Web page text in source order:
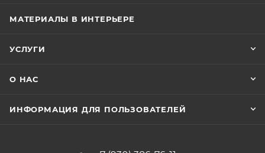
МАТЕРИАЛЫ В ИНТЕРЬЕРЕ
УСЛУГИ
О НАС
ИНФОРМАЦИЯ ДЛЯ ПОЛЬЗОВАТЕЛЕЙ